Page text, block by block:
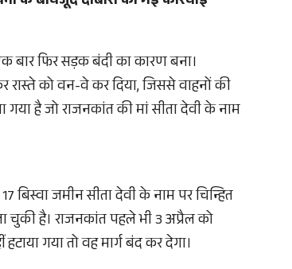
बार फिर सड़क बंदी का कारण बना।
रास्ते को वन-वे कर दिया, जिससे वाहनों की
गया है जो राजनकांत की मां सीता देवी के नाम
बिस्वा जमीन सीता देवी के नाम पर चिन्हित
चुकी है। राजनकांत पहले भी 3 अप्रैल को
गया तो वह मार्ग बंद कर देगा।